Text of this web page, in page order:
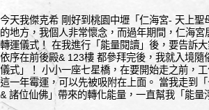
今天我傑克希 剛好到桃園中壢「仁海宮- 天上
的地方，我個人非常懷念，而過年期間，仁海
轉運儀式！ 在我進行「能量閱讀」後，要告訴
依序在前後殿& 123樓 都參拜完後，我就入境
儀式」！ 小小一座七星橋，在要開始走之前，
這一年霉運，可以先被吸附在上面。 當我走到
& 諸位仙佛」帶來的轉化能量，一直幫我「能量